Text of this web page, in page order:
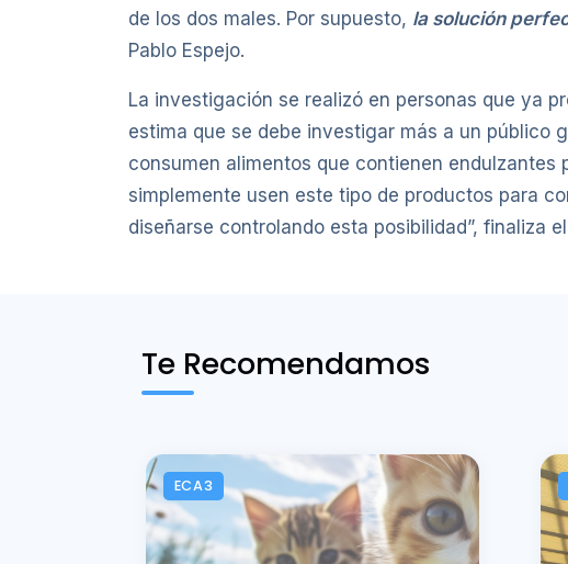
de los dos males. Por supuesto, la solución
Pablo Espejo.
La investigación se realizó en personas que ya
estima que se debe investigar más a un público
consumen alimentos que contienen
simplemente usen este tipo de productos para
diseñarse controlando esta posibilidad”, finaliza
Te Recomendamos
ECA3